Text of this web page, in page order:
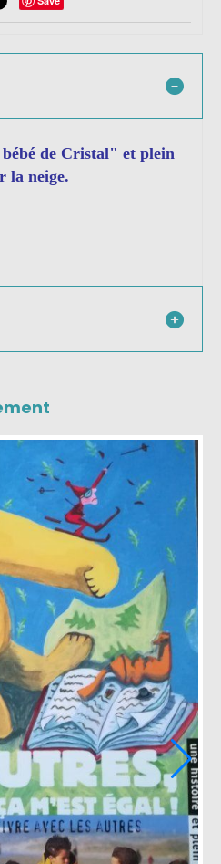
de Cristal" et plein
la neige.
Les larmes des